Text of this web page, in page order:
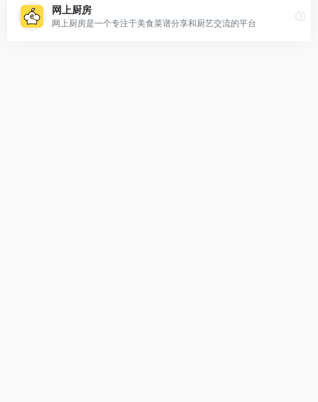
网上厨房
网上厨房是一个专注于美食菜谱分享和厨艺交流的平台